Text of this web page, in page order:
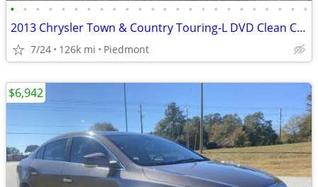
• • • • • • • • • • • • • • • • • • • • • • • •
2013 Chrysler Town & Country Touring-L DVD Clean Carfax FWD Wagon
7/24 126k mi Piedmont
$6,942